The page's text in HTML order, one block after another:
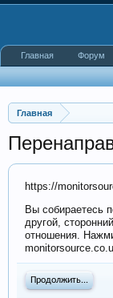
Главная
https://
Вы собираетесь
другой,
отношения.
Продолжить...
Главная Форум